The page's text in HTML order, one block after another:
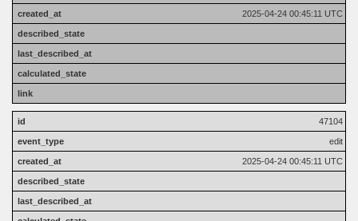
2025-04-24 00:45:11 UTC
47104
edit
2025-04-24 00:45:11 UTC